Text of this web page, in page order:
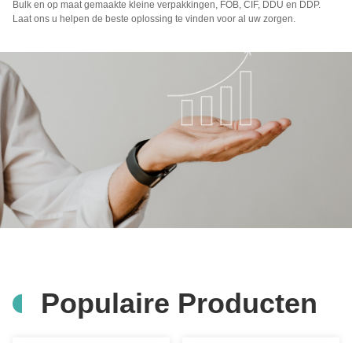
Bulk en op maat gemaakte kleine verpakkingen, FOB, CIF, DDU en DDP.
Laat ons u helpen de beste oplossing te vinden voor al uw zorgen.
Populaire Producten